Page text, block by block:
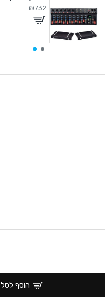
₪732
הוסף לסל